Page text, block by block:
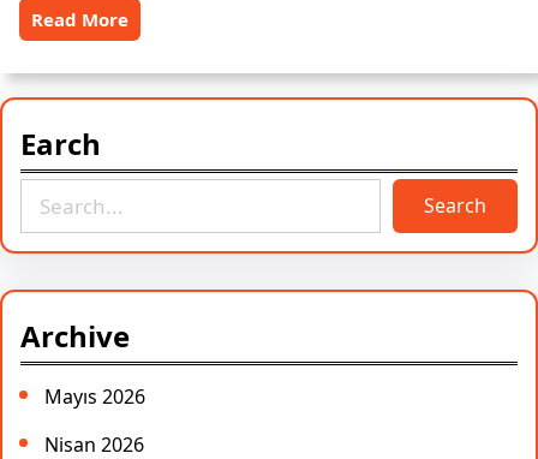
Read More
Earch
a
h
Search
Archive
Mayıs 2026
Nisan 2026